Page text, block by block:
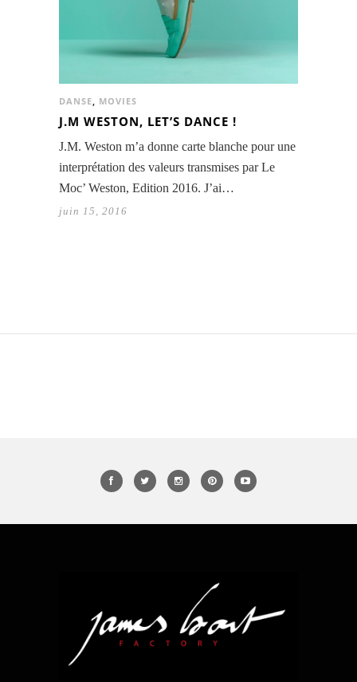
DANSE MOVIES
J.M WESTON, LET’S DANCE !
J.M. Weston m’a donne carte blanche pour une
interprétation des valeurs transmises par Le
Moc’ Weston, Edition 2016. J’ai…
juin 15, 2016